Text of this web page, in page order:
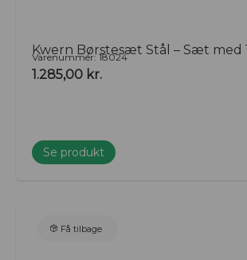
Kwern Børstesæt Stål – Sæt med
Varenummer: 18024
1.285,00 kr.
Se produkt
Få tilbage